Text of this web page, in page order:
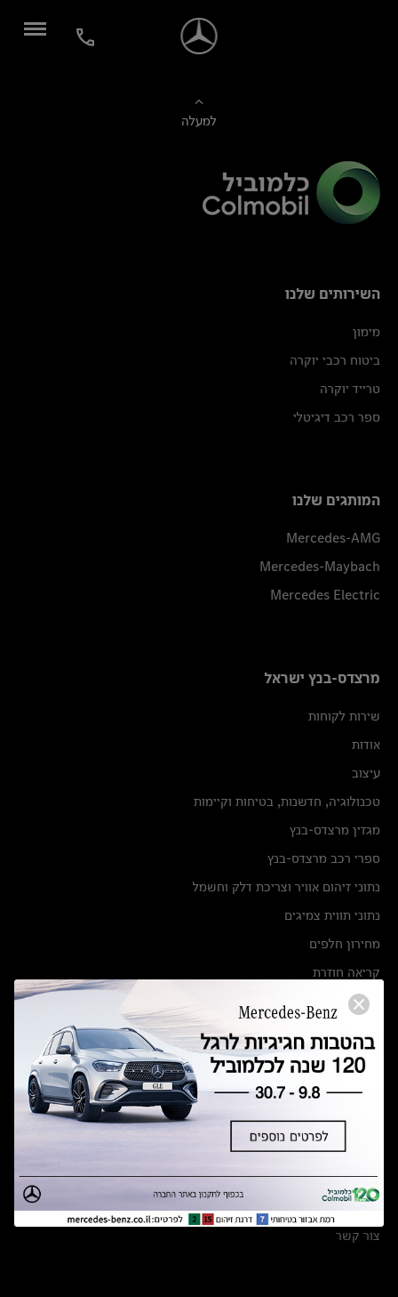
למעלה
השירותים שלנו
מימון
ביטוח רכבי יוקרה
טרייד יוקרה
ספר רכב דיגיטלי
המותגים שלנו
Mercedes-AMG
Mercedes-Maybach
Mercedes Electric
מרצדס-בנץ ישראל
שירות לקוחות
אודות
עיצוב
טכנולוגיה, חדשנות, בטיחות וקיימות
מגזין מרצדס-בנץ
ספרי רכב מרצדס-בנץ
נתוני זיהום אוויר וצריכת דלק וחשמל
נתוני תווית צמיגים
מחירון חלפים
קריאה חוזרת
הודעה על הטבות לרכבי מרצדס בהסדר פשרה בתצ 56447-02-19
תקנון ימי מכירות 120 לכלמוביל
מצאו אותנו
אולמות תצוגה
מרכזי שירות
צור קשר